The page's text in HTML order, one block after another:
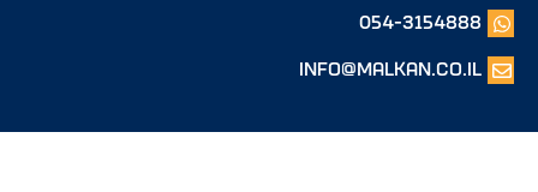
054-3154888
info@malkan.co.il